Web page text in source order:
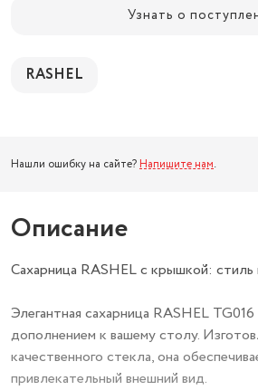
Узнать о
RASHEL
Нашли ошибку на сайте? Напишите нам.
Описание
Сахарница RASHEL с крышкой: стиль
Элегантная сахарница RASHEL
дополнением к вашему столу.
качественного стекла, она
привлекательный внешний вид.